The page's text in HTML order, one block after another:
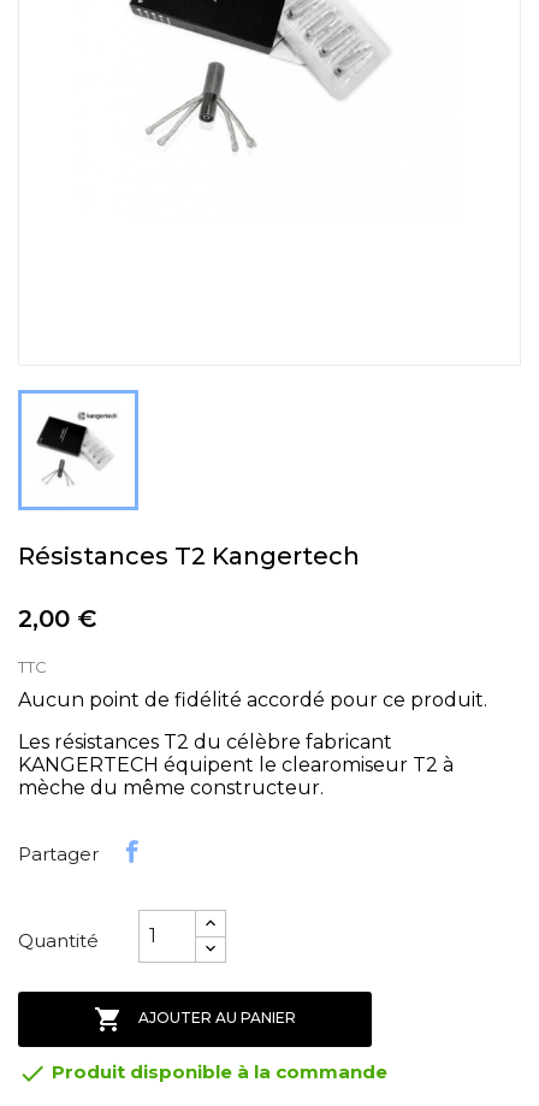
Résistances T2 Kangertech
2,00 €
TTC
Aucun point de fidélité accordé pour ce produit.
Les résistances T2 du célèbre fabricant
KANGERTECH équipent le clearomiseur T2 à
mèche du même constructeur.
Partager
Quantité
 AJOUTER AU PANIER
 Produit disponible à la commande